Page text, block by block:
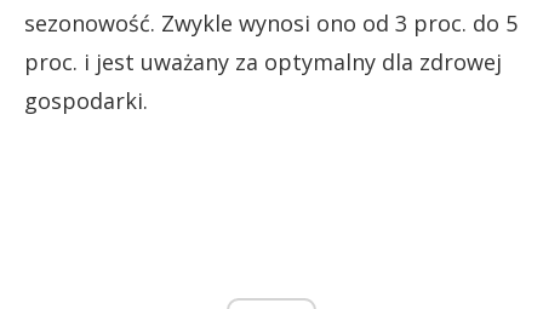
sezonowość. Zwykle wynosi ono od 3 proc. do 5
proc. i jest uważany za optymalny dla zdrowej
gospodarki.